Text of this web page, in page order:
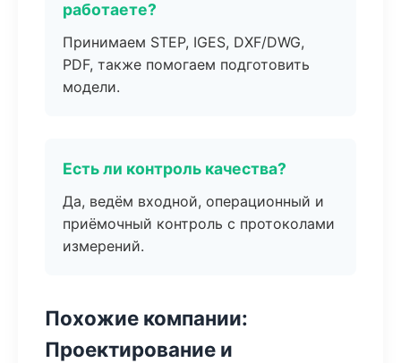
работаете?
Принимаем STEP, IGES, DXF/DWG,
PDF, также помогаем подготовить
модели.
Есть ли контроль качества?
Да, ведём входной, операционный и
приёмочный контроль с протоколами
измерений.
Похожие компании:
Проектирование и